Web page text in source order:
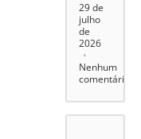
29 de
julho
de
2026
Nenhum
comentário